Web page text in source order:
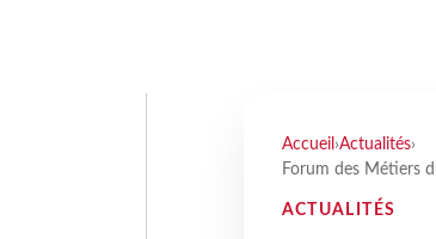
Accueil ›Actualités›
Forum des Métiers
ACTUALITÉS